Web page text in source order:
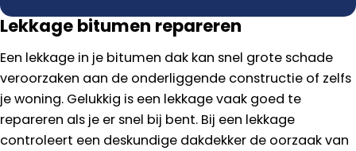
Lekkage bitumen repareren
Een lekkage in je bitumen dak kan snel grote schade
veroorzaken aan de onderliggende constructie of zelfs
je woning. Gelukkig is een lekkage vaak goed te
repareren als je er snel bij bent. Bij een lekkage
controleert een deskundige dakdekker de oorzaak van